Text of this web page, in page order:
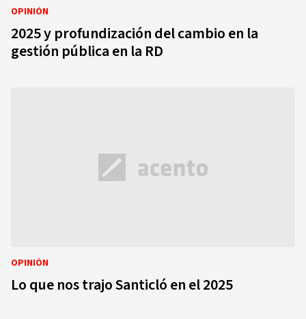
OPINIÓN
2025 y profundización del cambio en la
gestión pública en la RD
OPINIÓN
Lo que nos trajo Santicló en el 2025